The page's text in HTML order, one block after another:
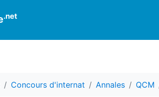
.net
Concours d'internat Annales QCM